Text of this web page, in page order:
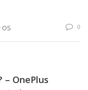
0
OnePlus